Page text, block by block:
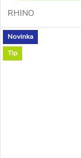
RHINO
Novinka
Tip